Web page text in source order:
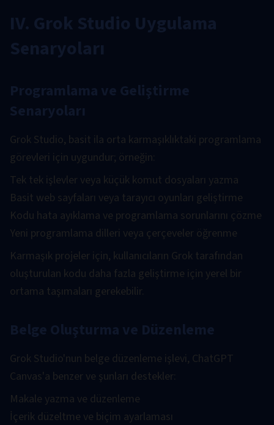
IV. Grok Studio Uygulama
Senaryoları
Programlama ve Geliştirme
Senaryoları
Grok Studio, basit ila orta karmaşıklıktaki programlama
görevleri için uygundur; örneğin:
Tek tek işlevler veya küçük komut dosyaları yazma
Basit web sayfaları veya tarayıcı oyunları geliştirme
Kodu hata ayıklama ve programlama sorunlarını çözme
Yeni programlama dilleri veya çerçeveler öğrenme
Karmaşık projeler için, kullanıcıların Grok tarafından
oluşturulan kodu daha fazla geliştirme için yerel bir
ortama taşımaları gerekebilir.
Belge Oluşturma ve Düzenleme
Grok Studio'nun belge düzenleme işlevi, ChatGPT
Canvas'a benzer ve şunları destekler:
Makale yazma ve düzenleme
İçerik düzeltme ve biçim ayarlaması